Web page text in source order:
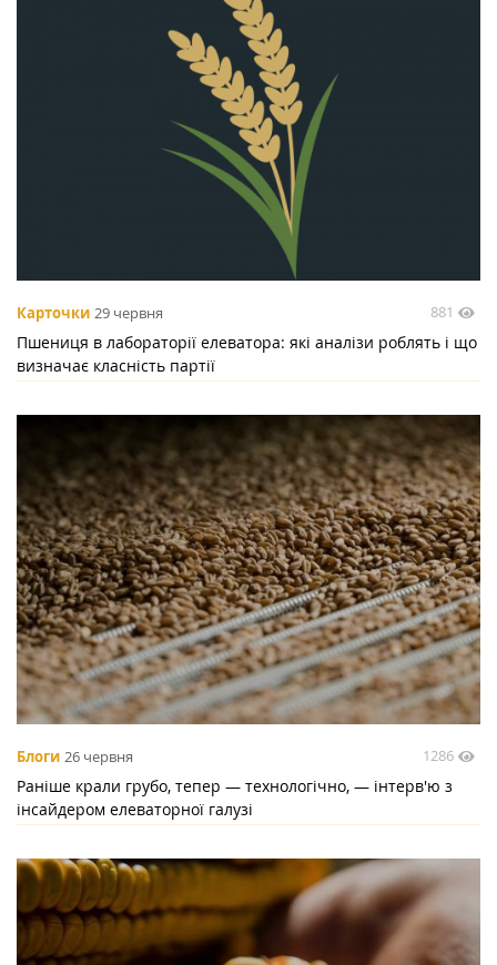
Карточки 29 червня 881
Пшениця в лабораторії елеватора: які аналізи роблять і що
визначає класність партії
Блоги 26 червня 1286
Раніше крали грубо, тепер — технологічно, — інтерв'ю з
інсайдером елеваторної галузі